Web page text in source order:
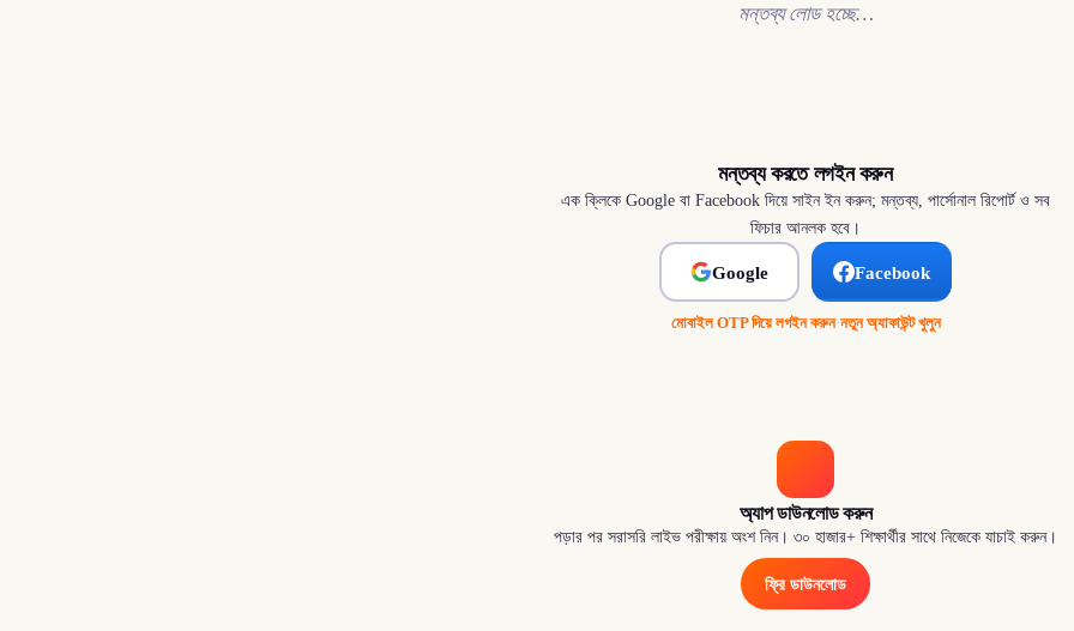
মন্তব্য লোড হচ্ছে…
মন্তব্য করতে লগইন করুন
এক ক্লিকে Google বা Facebook দিয়ে সাইন ইন করুন; মন্তব্য, পার্সোনাল রিপোর্ট ও সব
ফিচার আনলক হবে।
Google Facebook
মোবাইল OTP দিয়ে লগইন করুন·নতুন অ্যাকাউন্ট খুলুন
অ্যাপ ডাউনলোড করুন
পড়ার পর সরাসরি লাইভ পরীক্ষায় অংশ নিন। ৩০ হাজার+ শিক্ষার্থীর সাথে নিজেকে যাচাই করুন।
ফ্রি ডাউনলোড